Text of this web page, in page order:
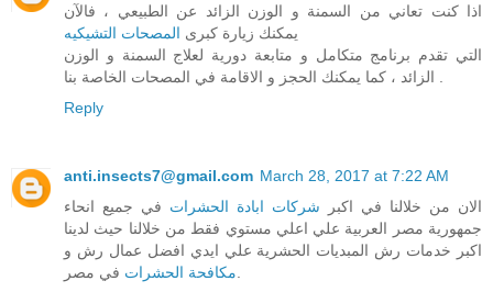
اذا كنت تعاني من السمنة و الوزن الزائد عن الطبيعي ، فالآن
يمكنك زيارة كبرى المصحات التشيكيه
التي تقدم برنامج متكامل و متابعة دورية لعلاج السمنة و الوزن
Reply
anti.insects7@gmail.com March 28, 2017 at 7:22 AM
الان من خلالنا في اكبر شركات ابادة الحشرات في جميع انحاء
جمهورية مصر العربية علي اعلي مستوي فقط من خلالنا حيث لدينا
اكبر خدمات رش المبديات الحشرية علي ايدي افضل عمال رش و
مكافحة الحشرات